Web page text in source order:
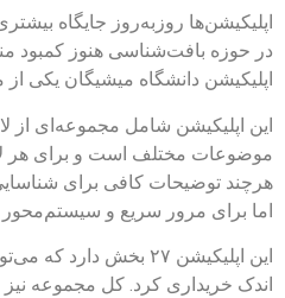
اپلیکیشن‌ها روزبه‌روز جایگاه
در حوزه بافت‌شناسی هنوز کمبود
اپلیکیشن دانشگاه میشیگان یکی
این اپلیکیشن شامل مجموعه‌ای از
موضوعات مختلف است و برای هر
هرچند توضیحات کافی برای
اما برای مرور سریع و سیستم‌محور
این اپلیکیشن ۲۷ بخش